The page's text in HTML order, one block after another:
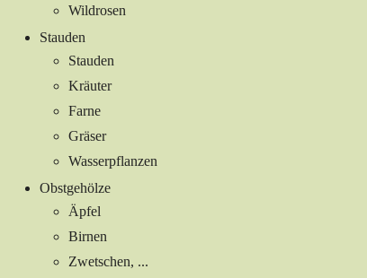
Wildrosen
Stauden
Stauden
Kräuter
Farne
Gräser
Wasserpflanzen
Obstgehölze
Äpfel
Birnen
Zwetschen, ...